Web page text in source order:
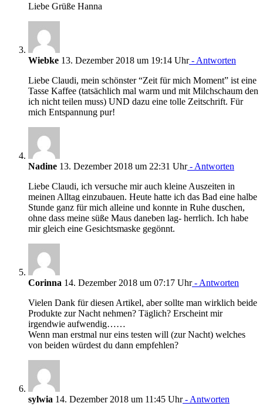
Liebe Grüße Hanna
Wiebke 13. Dezember 2018 um 19:14 Uhr- Antworten
Liebe Claudi, mein schönster “Zeit für mich Moment” ist eine
Tasse Kaffee (tatsächlich mal warm und mit Milchschaum den
ich nicht teilen muss) UND dazu eine tolle Zeitschrift. Für
mich Entspannung pur!
Nadine 13. Dezember 2018 um 22:31 Uhr- Antworten
Liebe Claudi, ich versuche mir auch kleine Auszeiten in
meinen Alltag einzubauen. Heute hatte ich das Bad eine halbe
Stunde ganz für mich alleine und konnte in Ruhe duschen,
ohne dass meine süße Maus daneben lag- herrlich. Ich habe
mir gleich eine Gesichtsmaske gegönnt.
Corinna 14. Dezember 2018 um 07:17 Uhr- Antworten
Vielen Dank für diesen Artikel, aber sollte man wirklich beide
Produkte zur Nacht nehmen? Täglich? Erscheint mir
irgendwie aufwendig……
Wenn man erstmal nur eins testen will (zur Nacht) welches
von beiden würdest du dann empfehlen?
sylwia 14. Dezember 2018 um 11:45 Uhr- Antworten